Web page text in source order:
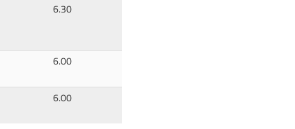
6.30
6.00
6.00